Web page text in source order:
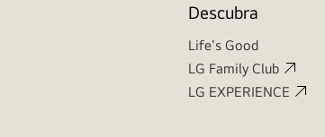
Descubra
Life's Good
LG Family Club
LG EXPERIENCE